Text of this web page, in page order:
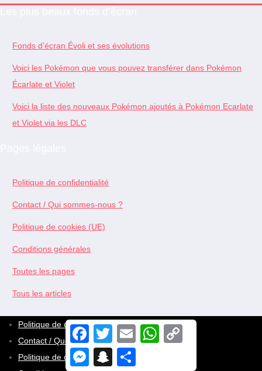
Fonds d’écran Évoli et ses évolutions
Voici les Pokémon que vous pouvez transférer dans Pokémon
Écarlate et Violet
Voici la liste des nouveaux Pokémon ajoutés à Pokémon Ecarlate
et Violet via les DLC
Politique de confidentialité
Contact / Qui sommes-nous ?
Politique de cookies (UE)
Conditions générales
Toutes les pages
Tous les articles
Politique de confidentialité
Contact / Qui sommes-nous ?
Politique de cookies (UE)
F
T
E
W
M
S